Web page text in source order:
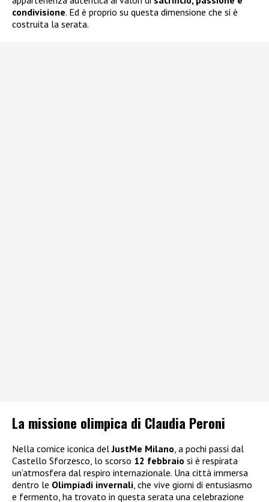
condivisione. Ed è proprio su questa dimensione che si è
costruita la serata.
La missione olimpica di Claudia Peroni
Nella cornice iconica delJustMe Milano , a pochi passi dal
Castello Sforzesco, lo scorso 12 febbraio si è respirata
un’atmosfera dal respiro internazionale. Una città immersa
dentro le Olimpiadi invernali , che vive giorni di entusiasmo
e fermento, ha trovato in questa serata una celebrazione